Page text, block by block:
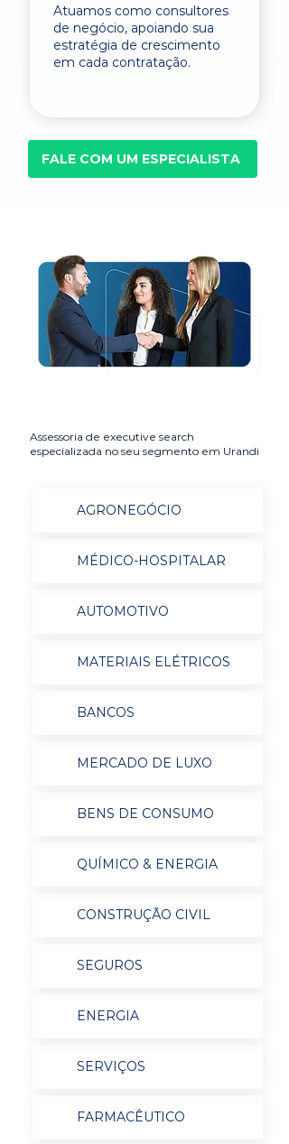
Atuamos como consultores
de negócio, apoiando sua
estratégia de crescimento
em cada contratação.
FALE COM UM ESPECIALISTA
Assessoria de executive search
especializada no seu segmento em Urandi
AGRONEGÓCIO
MÉDICO-HOSPITALAR
AUTOMOTIVO
MATERIAIS ELÉTRICOS
BANCOS
MERCADO DE LUXO
BENS DE CONSUMO
QUÍMICO & ENERGIA
CONSTRUÇÃO CIVIL
SEGUROS
ENERGIA
SERVIÇOS
FARMACÊUTICO